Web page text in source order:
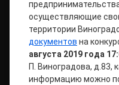
осуществляющие
территории
документов на
августа 2019 года
П. Виноградова, д.83,
информацию можно